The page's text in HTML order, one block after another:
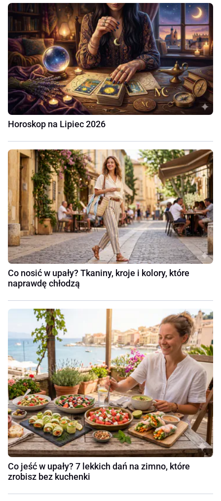
Horoskop na Lipiec 2026
Co nosić w upały? Tkaniny, kroje i kolory, które
naprawdę chłodzą
Co jeść w upały? 7 lekkich dań na zimno, które
zrobisz bez kuchenki